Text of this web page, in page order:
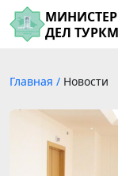
ДЕЛ
Главная / Новости